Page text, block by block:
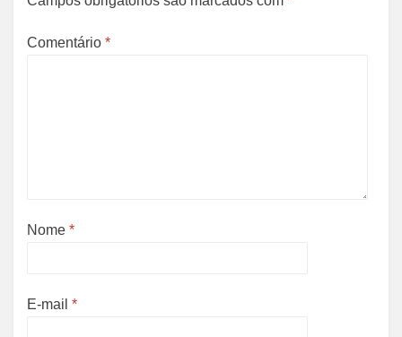
Comentário *
Nome *
E-mail *